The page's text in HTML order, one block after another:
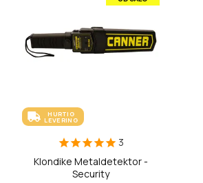
HURTIG
LEVERING
3
Klondike Metaldetektor -
Security